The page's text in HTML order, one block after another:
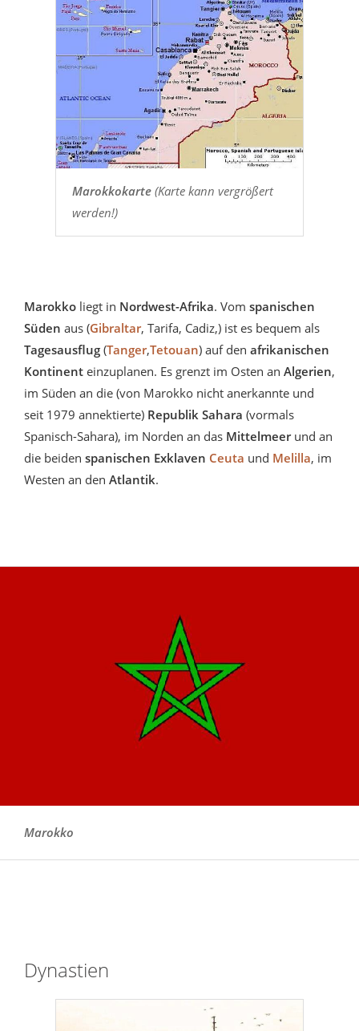
Marokkokarte(Karte kann vergrößert
werden!)
Marokko liegt in Nordwest-Afrika. Vom spanischen
Süden aus (Gibraltar, Tarifa, Cadiz,) ist es bequem als
Tagesausflug (Tanger,Tetouan) auf den afrikanischen
Kontinent einzuplanen. Es grenzt im Osten an Algerien,
im Süden an die (von Marokko nicht anerkannte und
seit 1979 annektierte) Republik Sahara (vormals
Spanisch-Sahara), im Norden an das Mittelmeerund an
die beiden spanischen Exklaven Ceuta und Melilla, im
Westen an den Atlantik.
Marokko
Dynastien